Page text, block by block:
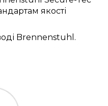
якості
Brennenstuhl.